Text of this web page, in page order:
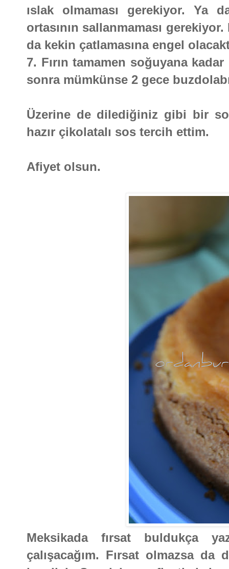
ıslak olmaması gerekiyor. Ya
ortasının sallanmaması
da kekin çatlamasına engel
7. Fırın tamamen soğuyana
sonra mümkünse 2 gece
Üzerine de dilediğiniz gibi bir
hazır çikolatalı sos tercih ettim.
Afiyet olsun.
Meksikada fırsat buldukça
çalışacağım. Fırsat olmazsa